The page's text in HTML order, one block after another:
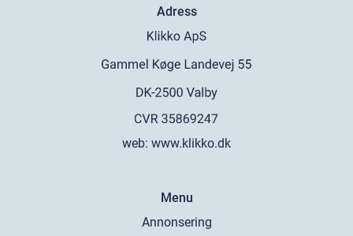
Adress
web: www.klikko.dk
Menu
Annonsering